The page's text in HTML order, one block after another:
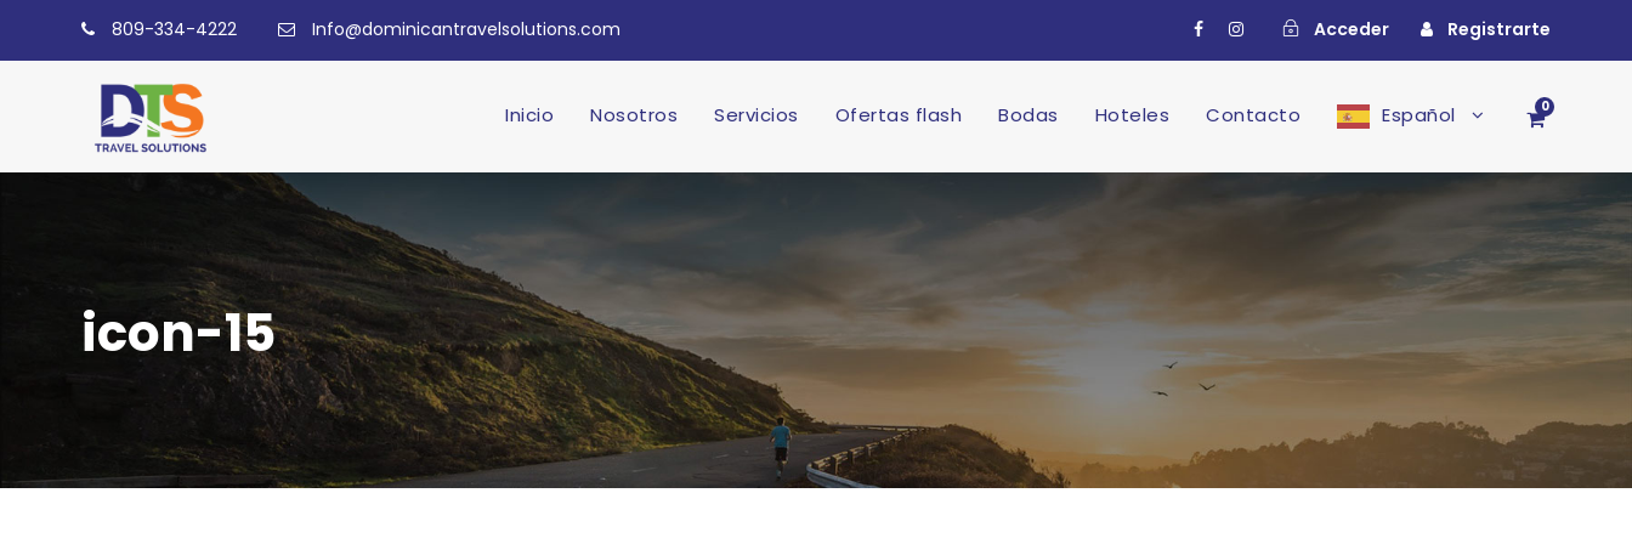
809-334-4222 Info@dominicantravelsolutions.com Acceder Registrarte
Inicio Nosotros Servicios Ofertas flash Bodas Hoteles Contacto Español 0
icon-15